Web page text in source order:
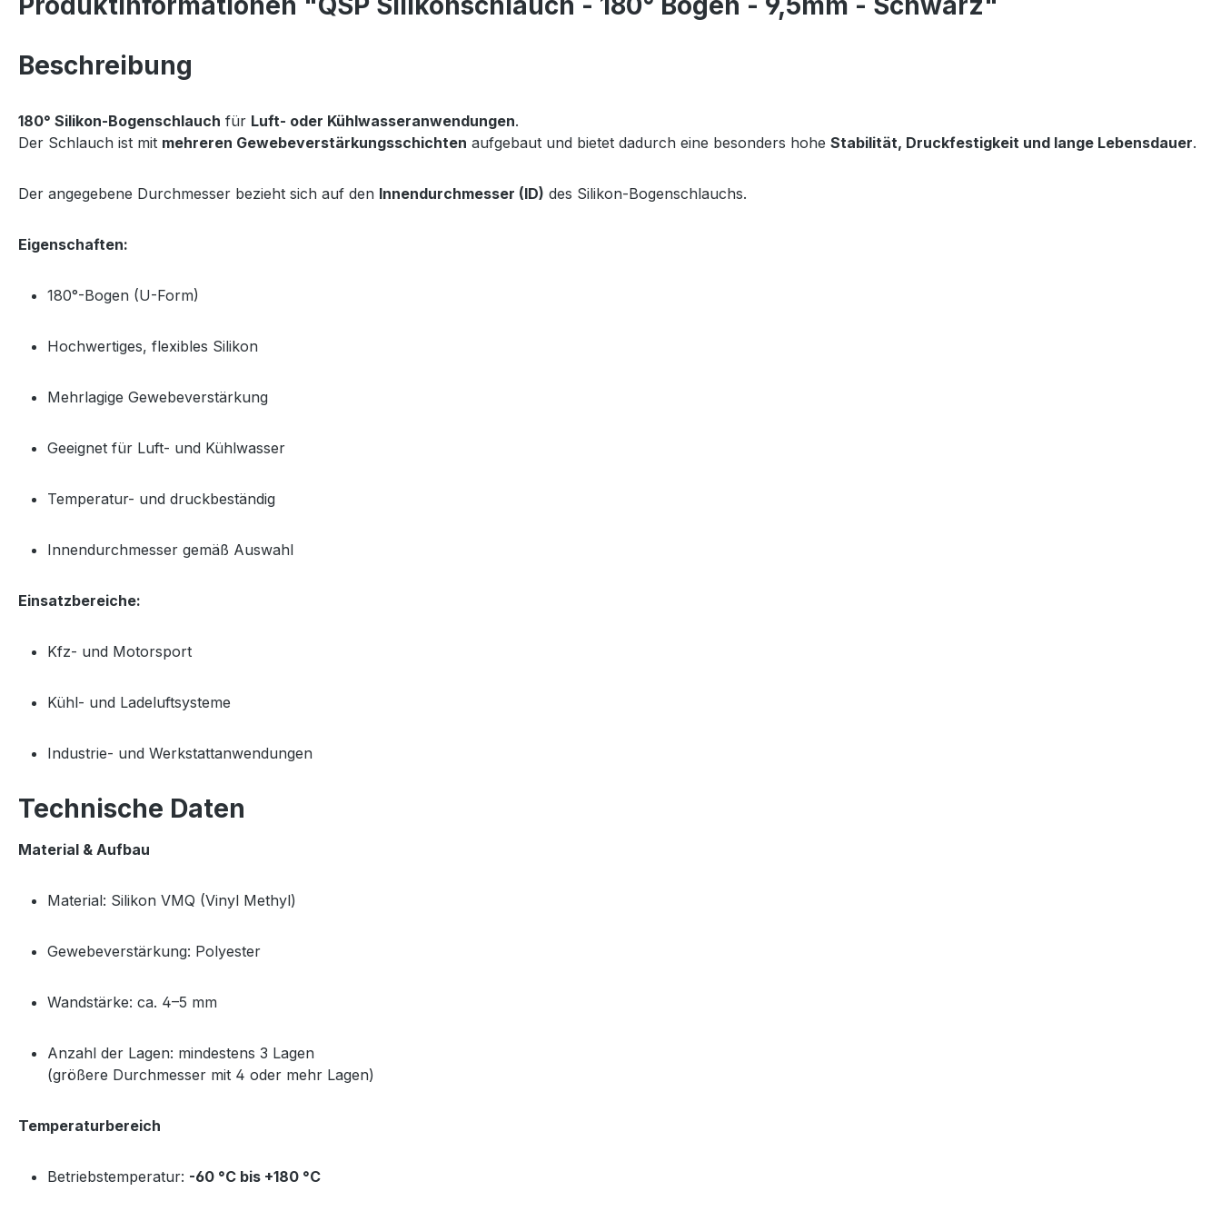
Beschreibung
180° Silikon-Bogenschlauch für Luft- oder Kühlwasseranwendungen.
Der Schlauch ist mit mehreren Gewebeverstärkungsschichten aufgebaut und bietet dadurch eine besonders hohe Stabilität, Druckfestigkeit und lange Lebensdauer.
Der angegebene Durchmesser bezieht sich auf den Innendurchmesser (ID) des Silikon-Bogenschlauchs.
Eigenschaften:
180°-Bogen (U-Form)
Hochwertiges, flexibles Silikon
Mehrlagige Gewebeverstärkung
Geeignet für Luft- und Kühlwasser
Temperatur- und druckbeständig
Innendurchmesser gemäß Auswahl
Einsatzbereiche:
Kfz- und Motorsport
Kühl- und Ladeluftsysteme
Industrie- und Werkstattanwendungen
Technische Daten
Material & Aufbau
Material: Silikon VMQ (Vinyl Methyl)
Gewebeverstärkung: Polyester
Wandstärke: ca. 4–5 mm
Anzahl der Lagen: mindestens 3 Lagen
(größere Durchmesser mit 4 oder mehr Lagen)
Temperaturbereich
Betriebstemperatur: -60 °C bis +180 °C